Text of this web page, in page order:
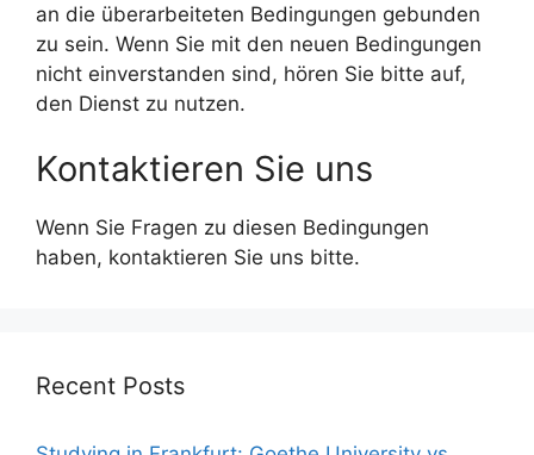
an die überarbeiteten Bedingungen gebunden
zu sein. Wenn Sie mit den neuen Bedingungen
nicht einverstanden sind, hören Sie bitte auf,
den Dienst zu nutzen.
Kontaktieren Sie uns
Wenn Sie Fragen zu diesen Bedingungen
haben, kontaktieren Sie uns bitte.
Recent Posts